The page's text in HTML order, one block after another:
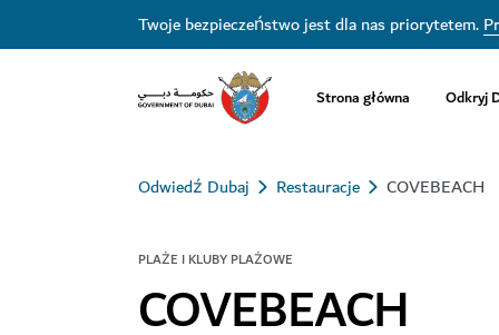
Twoje bezpieczeństwo jest dla nas priorytetem.
Strona główna Odkryj
Odwiedź Dubaj Restauracje COVEBEACH
PLAŻE I KLUBY PLAŻOWE
COVEBEACH